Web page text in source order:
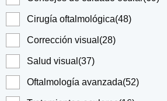
Cirugía oftalmológica(48)
Corrección visual (28)
Salud visual (37)
Oftalmología avanzada(52)